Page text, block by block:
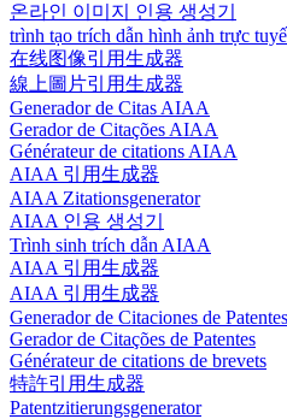
온라인 이미지 인용 생성기
trình tạo trích dẫn hình ảnh trực
在线图像引用生成器
線上圖片引用生成器
Generador de Citas AIAA
Gerador de Citações AIAA
Générateur de citations AIAA
AIAA 引用生成器
AIAA Zitationsgenerator
AIAA 인용 생성기
Trình sinh trích dẫn AIAA
AIAA 引用生成器
AIAA 引用生成器
Generador de Citaciones de Patentes
Gerador de Citações de Patentes
Générateur de citations de brevets
特許引用生成器
Patentzitierungsgenerator